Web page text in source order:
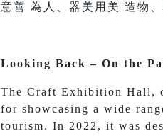
意善 為人、器美用美 造物
Looking Back – On the
The Craft Exhibition Hall,
for showcasing a wide
tourism. In 2022, it was